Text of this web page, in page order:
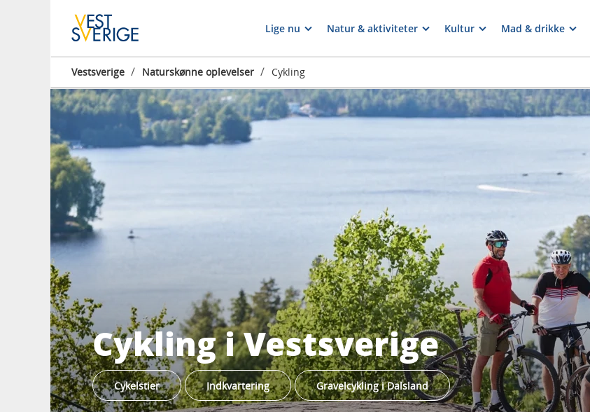
Lige nu Natur & aktiviteter Kultur Mad & drikke
Vestsverige / Naturskønne oplevelser / Cykling
Cykling i Vestsverige
Cykelstier Indkvartering Gravelcykling i Dalsland